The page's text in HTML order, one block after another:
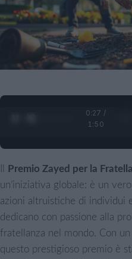
0:28 /
1:50
Premio Zayed per la
un’iniziativa globale: è un
azioni altruistiche di individui
dedicano con passione alla
fratellanza nel mondo. Con
questo prestigioso premio è